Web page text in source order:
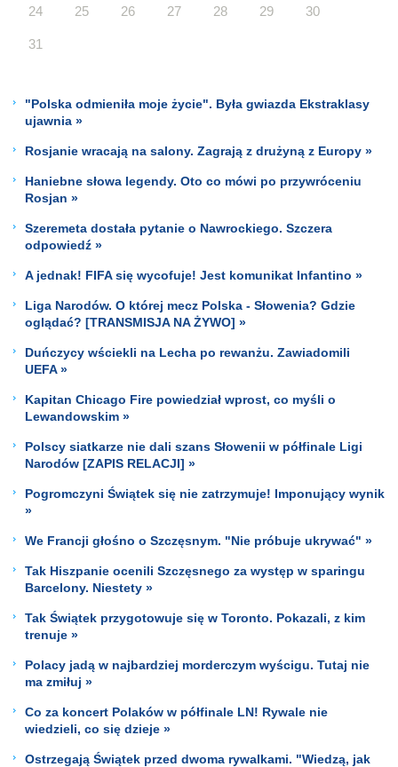
24 25 26 27 28 29 30
31
"Polska odmieniła moje życie". Była gwiazda Ekstraklasy
ujawnia »
Rosjanie wracają na salony. Zagrają z drużyną z Europy »
Haniebne słowa legendy. Oto co mówi po przywróceniu
Rosjan »
Szeremeta dostała pytanie o Nawrockiego. Szczera
odpowiedź »
A jednak! FIFA się wycofuje! Jest komunikat Infantino »
Liga Narodów. O której mecz Polska - Słowenia? Gdzie
oglądać? [TRANSMISJA NA ŻYWO] »
Duńczycy wściekli na Lecha po rewanżu. Zawiadomili
UEFA »
Kapitan Chicago Fire powiedział wprost, co myśli o
Lewandowskim »
Polscy siatkarze nie dali szans Słowenii w półfinale Ligi
Narodów [ZAPIS RELACJI] »
Pogromczyni Świątek się nie zatrzymuje! Imponujący wynik
»
We Francji głośno o Szczęsnym. "Nie próbuje ukrywać" »
Tak Hiszpanie ocenili Szczęsnego za występ w sparingu
Barcelony. Niestety »
Tak Świątek przygotowuje się w Toronto. Pokazali, z kim
trenuje »
Polacy jadą w najbardziej morderczym wyścigu. Tutaj nie
ma zmiłuj »
Co za koncert Polaków w półfinale LN! Rywale nie
wiedzieli, co się dzieje »
Ostrzegają Świątek przed dwoma rywalkami. "Wiedzą, jak